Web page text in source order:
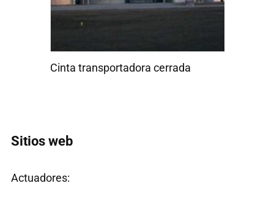
cerrada Cinta transportadora
Sitios web
Actuadores: